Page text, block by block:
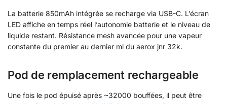
La batterie 850mAh intégrée se recharge via USB-C. L’écran
LED affiche en temps réel l’autonomie batterie et le niveau de
liquide restant. Résistance mesh avancée pour une vapeur
constante du premier au dernier ml du aerox jnr 32k.
Pod de remplacement rechargeable
Une fois le pod épuisé après ~32000 bouffées, il peut être